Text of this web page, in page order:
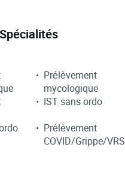
Spécialités
Prélèvement
mycologique
IST sans ordo
Prélèvement
COVID/Grippe/VRS